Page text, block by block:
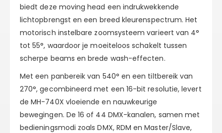
biedt deze moving head een indrukwekkende
lichtopbrengst en een breed kleurenspectrum. Het
motorisch instelbare zoomsysteem varieert van 4°
tot 55°, waardoor je moeiteloos schakelt tussen
scherpe beams en brede wash-effecten.
Met een panbereik van 540° en een tiltbereik van
270°, gecombineerd met een 16-bit resolutie, levert
de MH-740X vloeiende en nauwkeurige
bewegingen. De 16 of 44 DMX-kanalen, samen met
bedieningsmodi zoals DMX, RDM en Master/Slave,